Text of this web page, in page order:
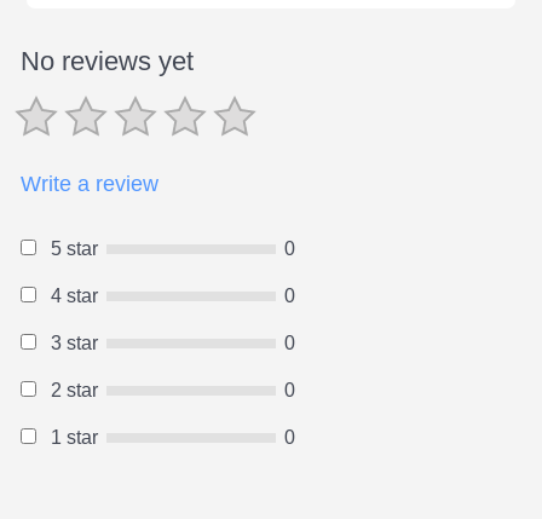
No reviews yet
Write a review
5 star 0
4 star 0
3 star 0
2 star 0
1 star 0